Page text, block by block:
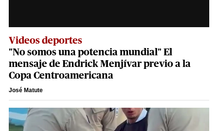
Videos deportes
"No somos una potencia mundial" El
mensaje de Endrick Menjívar previo a la
Copa Centroamericana
José Matute